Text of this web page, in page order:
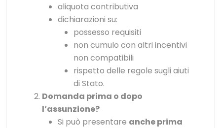
aliquota contributiva
dichiarazioni su:
possesso requisiti
non cumulo con altri incentivi
non compatibili
rispetto delle regole sugli aiuti
di Stato.
Domanda prima o dopo
l’assunzione?
Si può presentare anche prima